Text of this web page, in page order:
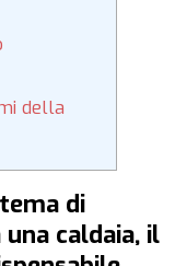
della
di
caldaia, il